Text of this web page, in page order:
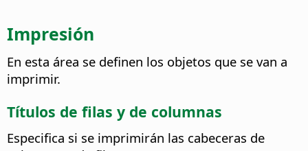
Impresión
En esta área se definen los objetos que se van a
imprimir.
Títulos de filas y de columnas
Especifica si se imprimirán las cabeceras de